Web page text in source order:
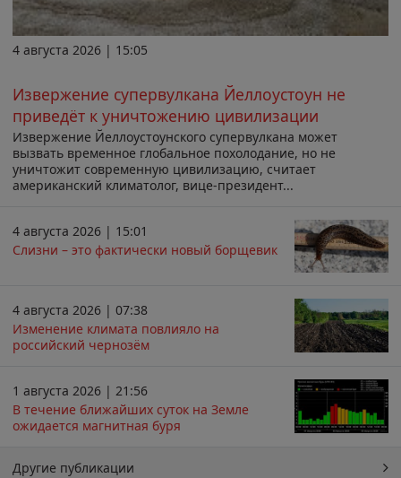
4 августа 2026 | 15:05
Извержение супервулкана Йеллоустоун не
приведёт к уничтожению цивилизации
Извержение Йеллоустоунского супервулкана может
вызвать временное глобальное похолодание, но не
уничтожит современную цивилизацию, считает
американский климатолог, вице-президент...
4 августа 2026 | 15:01
Слизни – это фактически новый борщевик
4 августа 2026 | 07:38
Изменение климата повлияло на
российский чернозём
1 августа 2026 | 21:56
В течение ближайших суток на Земле
ожидается магнитная буря
Другие публикации